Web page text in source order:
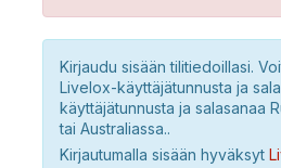
Kirjaudu sisään tilitiedoillasi.
Livelox-käyttäjätunnusta ja
käyttäjätunnusta ja salasanaa
tai Australiassa..
Kirjautumalla sisään hyväksyt